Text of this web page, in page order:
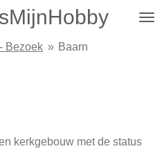
Bezoek » Baarn
kerkgebouw met de status